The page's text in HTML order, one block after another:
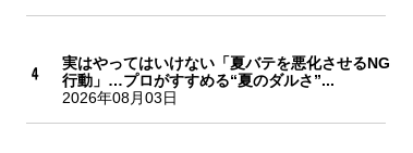
実はやってはいけない「夏バテを悪化させるNG
行動」…プロがすすめる“夏のダルさ”...
2026年08月03日